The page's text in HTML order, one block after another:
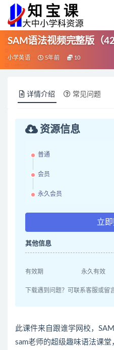
SAM语法视频完整版（42
小学英语 5年前 10
详情介绍 常见问题
资源信息
普通
会员
永久会员
立
其他信息
有效期 永久有效
下载遇到问题？可联系客服或留
此课件来自跟谁学网校，
sam老师的超级趣味语法课
全部